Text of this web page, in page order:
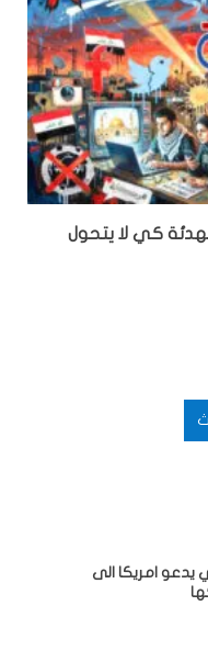
كي لا يتحول
يدعو امريكا الى